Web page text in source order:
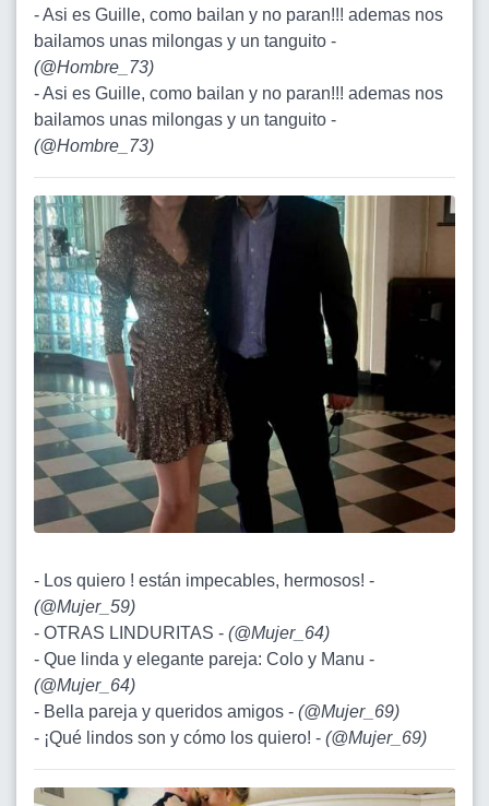
- Asi es Guille, como bailan y no paran!!! ademas nos
bailamos unas milongas y un tanguito -
(@Hombre_73)
- Asi es Guille, como bailan y no paran!!! ademas nos
bailamos unas milongas y un tanguito -
(@Hombre_73)
- Los quiero ! están impecables, hermosos! -
(@Mujer_59)
- OTRAS LINDURITAS - (@Mujer_64)
- Que linda y elegante pareja: Colo y Manu -
(@Mujer_64)
- Bella pareja y queridos amigos - (@Mujer_69)
- ¡Qué lindos son y cómo los quiero! - (@Mujer_69)